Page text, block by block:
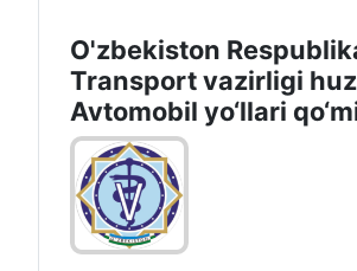
O'zbekiston
Transport vazirligi
Avtomobil yo‘llari